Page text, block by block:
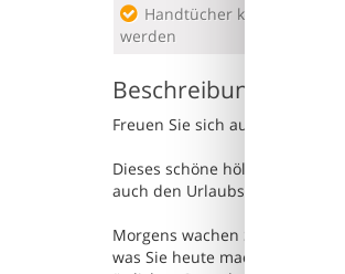
werden
Beschreibung
Freuen Sie sich auf einen
Dieses schöne hölzerne
auch den Urlaubsort entdecken
Morgens wachen Sie erholt
was Sie heute machen